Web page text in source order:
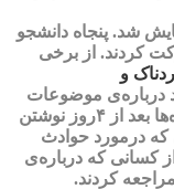
مستقیماً آزمایش شد. پنجاه دانشجو
کردند. از برخی
و
درباره‌ی موضوعات
غیر دردناک و بی‌اهمیت بنویسند. هفته‌ها و ماه‌ها بعد از ۴روز نوشتن
درمورد حوادث
از کسانی که درباره‌ی
کردند.